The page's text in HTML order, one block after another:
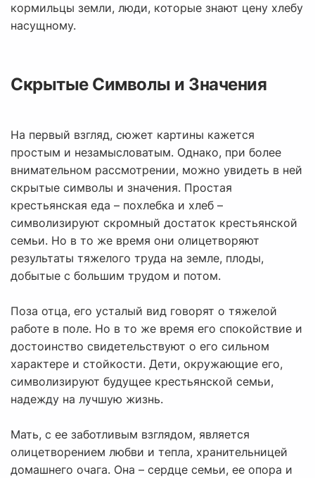
кормильцы земли, люди, которые знают цену хлебу
насущному.
Скрытые Символы и Значения
На первый взгляд, сюжет картины кажется
простым и незамысловатым. Однако, при более
внимательном рассмотрении, можно увидеть в ней
скрытые символы и значения. Простая
крестьянская еда – похлебка и хлеб –
символизируют скромный достаток крестьянской
семьи. Но в то же время они олицетворяют
результаты тяжелого труда на земле, плоды,
добытые с большим трудом и потом.
Поза отца, его усталый вид говорят о тяжелой
работе в поле. Но в то же время его спокойствие и
достоинство свидетельствуют о его сильном
характере и стойкости. Дети, окружающие его,
символизируют будущее крестьянской семьи,
надежду на лучшую жизнь.
Мать, с ее заботливым взглядом, является
олицетворением любви и тепла, хранительницей
домашнего очага. Она – сердце семьи, ее опора и